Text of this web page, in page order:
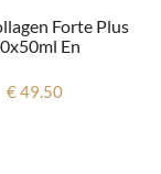
Forte Plus
En
€ 49.50